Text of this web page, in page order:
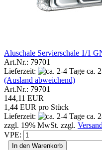
Aluschale Servierschale 1/1
Art.Nr.: 79701
Lieferzeit:
ca.
(Ausland abweichend)
Art.Nr.: 79701
144,11 EUR
1,44 EUR pro Stück
Lieferzeit:
ca.
zzgl. 19% MwSt. zzgl. Versand
VPE:
In den Warenkorb